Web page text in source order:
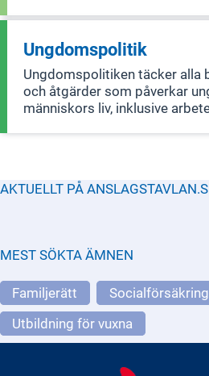
intressen. Det inkluderar
ideella föreningar och
Politiken för det civila samhället
handlar om att ge
Ungdomspolitik
Ungdomspolitiken täcker alla
och åtgärder som påverkar
människors liv, inklusive
AKTUELLT PÅ
MEST SÖKTA ÄMNEN
Familjerätt
Utbildning för vuxna